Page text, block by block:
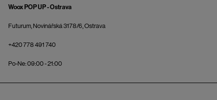
Woox POP UP - Ostrava
Futurum, Novinářská 3178/6, Ostrava
+420 778 491 740
Po-Ne: 09:00 - 21:00